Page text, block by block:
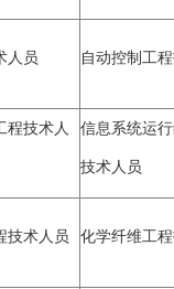
人员 自动控制工
程技术人 信息系统运
技术人员
技术人员 化学纤维工